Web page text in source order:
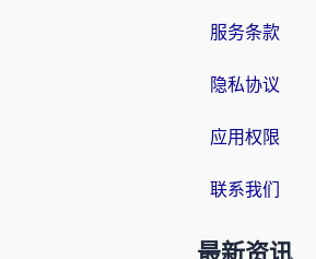
服务条款
隐私协议
应用权限
联系我们
最新资讯